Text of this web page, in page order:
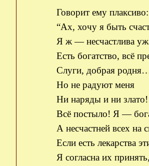
Говорит ему плаксиво:
“Ах, хочу я быть
Я ж — несчастлива
Есть богатство, всё
Слуги, добрая
Но не радуют меня
Ни наряды и ни злато!
Всё постыло! Я —
А несчастней всех на
Если есть лекарства
Я согласна их принять,